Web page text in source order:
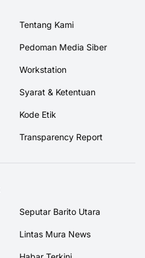
Tentang Kami
Pedoman Media Siber
Workstation
Syarat & Ketentuan
Kode Etik
Transparency Report
Seputar Barito Utara
Lintas Mura News